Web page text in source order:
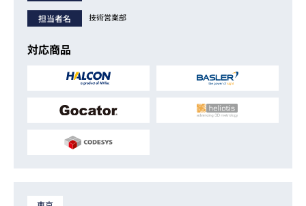
担当者名 技術営業部
対応商品